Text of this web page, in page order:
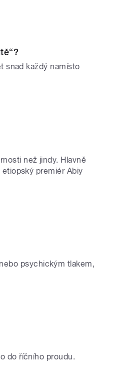
snad každý namísto
než jindy. Hlavně
premiér Abiy
psychickým tlakem,
do říčního proudu.